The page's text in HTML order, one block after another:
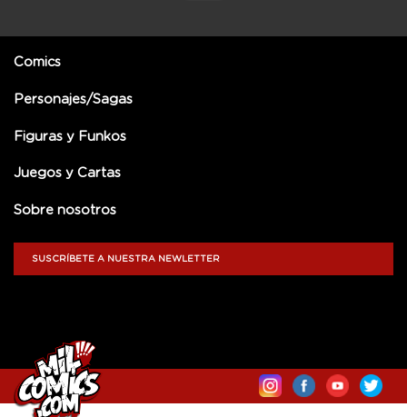
Comics
Personajes/Sagas
Figuras y Funkos
Juegos y Cartas
Sobre nosotros
SUSCRÍBETE A NUESTRA NEWLETTER